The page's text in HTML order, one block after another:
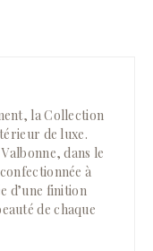
la Collection
de luxe.
dans le
à
d’une finition
de chaque